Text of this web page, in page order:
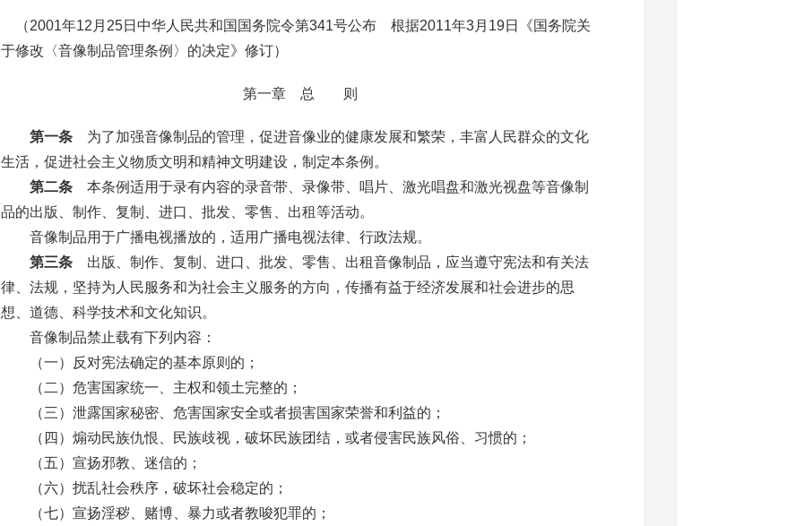
（2001年12 月 25日中华人民共和国国务院令第341号公布 根据2011年3月 19日《国务院关
于修改〈音像制品管理条例〉的决定》修订）
第一章 总 则
第一条 为了加强音像制品的管理，促进音像业的健康发展和繁荣，丰富人民群众的文化
生活，促进社会主义物质文明和精神文明建设，制定本条例。
第二条 本条例适用于录有内容的录音带、录像带、唱片、激光唱盘和激光视盘等音像制
品的出版、制作、复制、进口、批发、零售、出租等活动。
音像制品用于广播电视播放的，适用广播电视法律、行政法规。
第三条 出版、制作、复制、进口、批发、零售、出租音像制品，应当遵守宪法和有关法
律、法规，坚持为人民服务和为社会主义服务的方向，传播有益于经济发展和社会进步的思
想、道德、科学技术和文化知识。
音像制品禁止载有下列内容：
（一）反对宪法确定的基本原则的；
（二）危害国家统一、主权和领土完整的；
（三）泄露国家秘密、危害国家安全或者损害国家荣誉和利益的；
（四）煽动民族仇恨、民族歧视，破坏民族团结，或者侵害民族风俗、习惯的；
（五）宣扬邪教、迷信的；
（六）扰乱社会秩序，破坏社会稳定的；
（七）宣扬淫秽、赌博、暴力或者教唆犯罪的；